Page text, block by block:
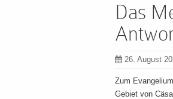
Das
26. August
Zum
Gebiet von